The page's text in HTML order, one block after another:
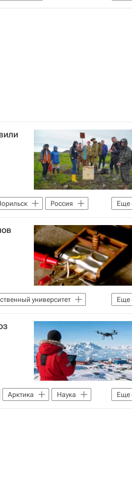
Еще
Россия
инновации
Еще
университет
Еще
Арктика
Наука
Полезные ископаемые